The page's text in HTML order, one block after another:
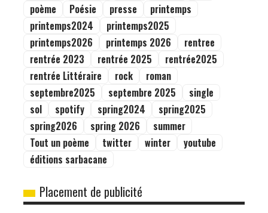
poème
Poésie presse
printemps
printemps2024
printemps2025
printemps2026
printemps 2026
rentree
rentrée 2023
rentrée 2025
rentrée2025
rentrée Littéraire
rock
roman
septembre2025
septembre 2025
single
sol
spotify spring2024
spring2025
spring2026
spring 2026
summer
Tout un poème
twitter winter
youtube
éditions sarbacane
Placement de publicité